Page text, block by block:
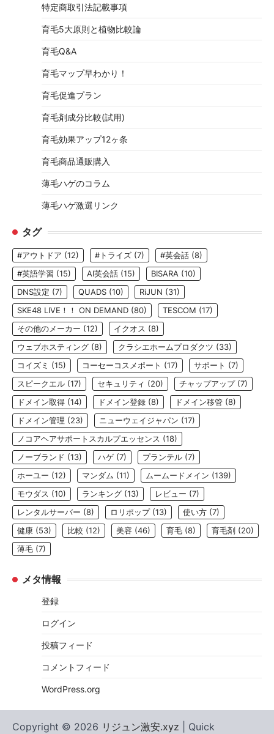
特定商取引法記載事項
育毛5大原則と植物比較論
育毛Q&A
育毛マップ早わかり！
育毛促進プラン
育毛剤成分比較(試用)
育毛効果アップ12ヶ条
育毛商品通販購入
薄毛ハゲのコラム
薄毛ハゲ激選リンク
タグ
#アウトドア (12) #トライズ (7) #英会話 (8)
#英語学習 (15) AI英会話 (15) BISARA (10)
DNS設定 (7) QUADS (10) RiJUN (31)
SKE48 LIVE！！ ON DEMAND (80) TESCOM (17)
その他のメーカー (12) イクオス (8)
ウェブホスティング (8) クラシエホームプロダクツ (33)
コイズミ (15) コーセーコスメポート (17) サポート (7)
スピークエル (17) セキュリティ (20) チャップアップ(7)
ドメイン取得 (14) ドメイン登録 (8) ドメイン移管 (8)
ドメイン管理 (23) ニューウェイジャパン (17)
ノコアヘアサポートスカルプエッセンス (18)
ノーブランド (13) ハゲ (7) プランテル (7)
ホーユー (12) マンダム (11) ムームードメイン (139)
モウダス (10) ランキング (13) レビュー (7)
レンタルサーバー (8) ロリポップ(13) 使い方 (7)
健康 (53) 比較 (12) 美容 (46) 育毛 (8) 育毛剤 (20)
薄毛 (7)
メタ情報
登録
ログイン
投稿フィード
コメントフィード
WordPress.org
Copyright © 2026 リジュン激安.xyz | Quick